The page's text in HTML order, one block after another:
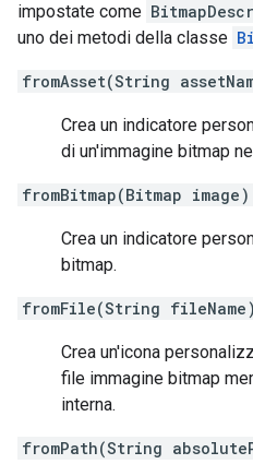
impostate come
uno dei metodi della classe
fromAsset(String
Crea un indicatore
di un'immagine bitmap
fromBitmap(Bitmap image)
Crea un indicatore
bitmap.
fromFile(String fileName)
Crea un'icona
file immagine bitmap
interna.
fromPath(String